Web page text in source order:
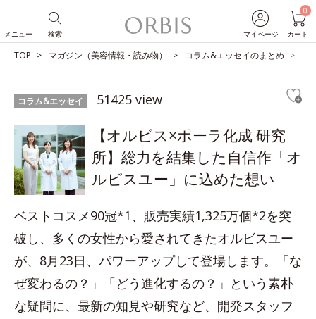
マイページ
0
カート
検索
メニュー
TOP マガジン（美容情報・読み物） コラム&エッセイのまとめ
コラム&エッセイ 51425 view
【オルビス×ポーラ化成 研究
所】総力を結集した自信作「オ
ルビスユー」に込めた想い
ベストコスメ90冠*1、販売実績1,325万個*2を突
破し、多くの女性から愛されてきたオルビスユー
が、8月23日、パワーアップして登場します。「な
ぜ変わるの？」「どう進化するの？」という素朴
な疑問に、最新の知見や研究など、開発スタッフ